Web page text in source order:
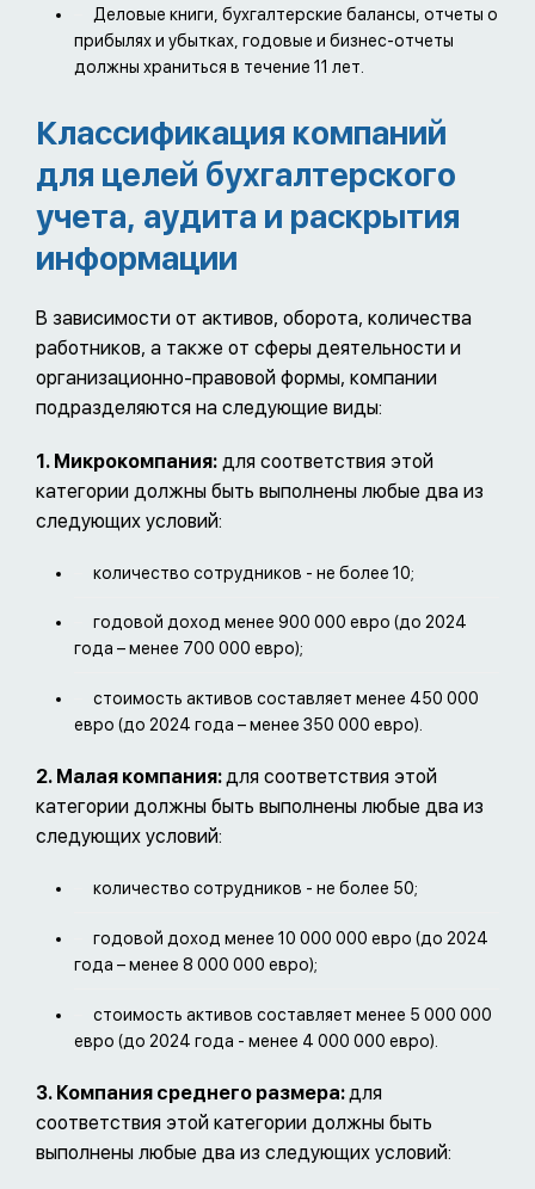
Деловые книги, бухгалтерские балансы, отчеты о
прибылях и убытках, годовые и бизнес-отчеты
должны храниться в течение 11 лет.
Классификация компаний
для целей бухгалтерского
учета, аудита и раскрытия
информации
В зависимости от активов, оборота, количества
работников, а также от сферы деятельности и
организационно-правовой формы, компании
подразделяются на следующие виды:
1. Микрокомпания: для соответствия этой
категории должны быть выполнены любые два из
следующих условий:
количество сотрудников - не более 10;
годовой доход менее 900 000 евро (до 2024
года – менее 700 000 евро);
стоимость активов составляет менее 450 000
евро (до 2024 года – менее 350 000 евро).
2. Малая компания:для соответствия этой
категории должны быть выполнены любые два из
следующих условий:
количество сотрудников - не более 50;
годовой доход менее 10 000 000 евро (до 2024
года – менее 8 000 000 евро);
стоимость активов составляет менее 5 000 000
евро (до 2024 года - менее 4 000 000 евро).
3. Компания среднего размера:для
соответствия этой категории должны быть
выполнены любые два из следующих условий: